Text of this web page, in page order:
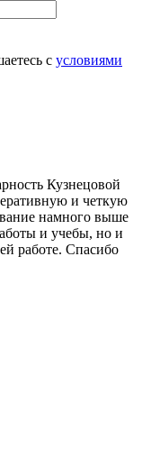
с условиями
Кузнецовой
и четкую
намного выше
и учебы, но и
работе. Спасибо